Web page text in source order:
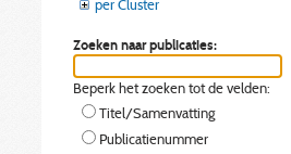
per Cluster
Zoeken naar publicaties:
Beperk het zoeken tot de velden:
Titel/Samenvatting
Publicatienummer